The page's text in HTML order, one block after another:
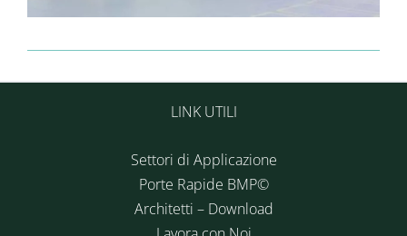
LINK UTILI
Settori di Applicazione
Porte Rapide BMP©
Architetti – Download